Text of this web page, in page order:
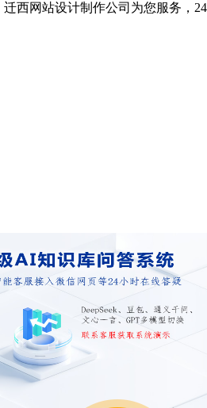
西网站设计制作公司为您服务，24